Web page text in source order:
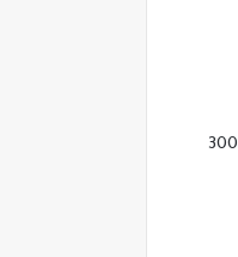
يتميز كافور بالعروض الدائمة على قسم الملابس والمنسوجات والتى تصل الى نسب خصم غير عادية دائما ويمكنكم تصفح اخر عروض كارفور، اسعار البدل تبداء من 300